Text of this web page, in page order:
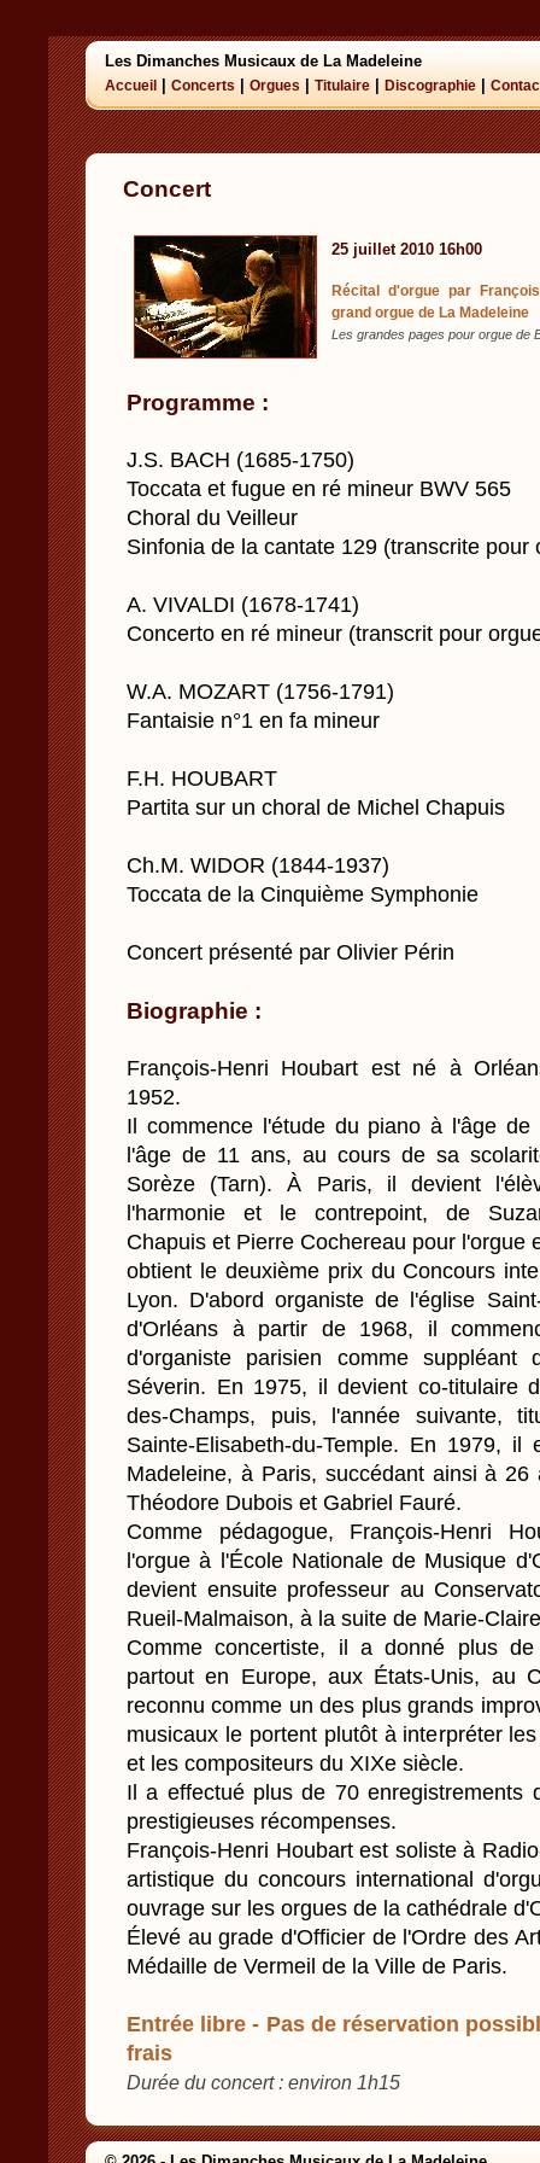
Les Dimanches Musicaux de La Madeleine
Accueil Concerts Orgues Titulaire Discographie
Concert
25 juillet 2010 16h00
Récital d'orgue par
grand orgue de La Madeleine
Les grandes pages pour orgue de
Programme :
J.S. BACH (1685-1750)
Toccata et fugue en ré mineur BWV 565
Choral du Veilleur
Sinfonia de la cantate 129 (transcrite pour
A. VIVALDI (1678-1741)
Concerto en ré mineur (transcrit pour
W.A. MOZART (1756-1791)
Fantaisie n°1 en fa mineur
F.H. HOUBART
Partita sur un choral de Michel Chapuis
Ch.M. WIDOR (1844-1937)
Toccata de la Cinquième Symphonie
Concert présenté par Olivier Périn
Biographie :
François-Henri Houbart est né à
1952.
Il commence l'étude du piano à l'âge
l'âge de 11 ans, au cours de sa
Sorèze (Tarn). À Paris, il devient
l'harmonie et le contrepoint, de
Chapuis et Pierre Cochereau pour l'orgue
obtient le deuxième prix du Concours
Lyon. D'abord organiste de l'église
d'Orléans à partir de 1968, il
d'organiste parisien comme
Séverin. En 1975, il devient co-titulaire
des-Champs, puis, l'année suivante,
Sainte-Elisabeth-du-Temple. En 1979,
Madeleine, à Paris, succédant ainsi à
Théodore Dubois et Gabriel Fauré.
Comme pédagogue, François-Henri
l'orgue à l'École Nationale de Musique
devient ensuite professeur au
Rueil-Malmaison, à la suite de Marie-
Comme concertiste, il a donné plus
partout en Europe, aux États-Unis, au
reconnu comme un des plus grands
musicaux le portent plutôt à interpréter
et les compositeurs du XIXe siècle.
Il a effectué plus de 70 enregistrements
prestigieuses récompenses.
François-Henri Houbart est soliste à
artistique du concours international
ouvrage sur les orgues de la cathédrale
Élevé au grade d'Officier de l'Ordre des
Médaille de Vermeil de la Ville de Paris.
Entrée libre - Pas de réservation
frais
Durée du concert : environ 1h15